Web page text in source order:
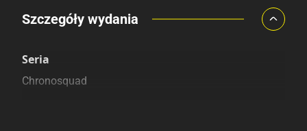
Porównaj ceny
Szczegóły wydania
Seria
Chronosquad